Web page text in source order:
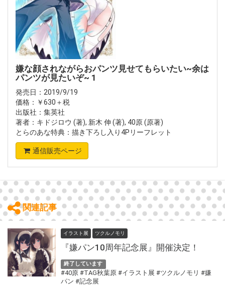
嫌な顔されながらおパンツ見せてもらいたい~余は
パンツが見たいぞ~ 1
発売日：2019/9/19
価格：￥630＋税
出版社：集英社
著者：キドジロウ (著), 新木 伸 (著), 40原 (原著)
とらのあな特典：描き下ろし入り4Pリーフレット
通信販売ページ
関連記事
イラスト展 ツクルノモリ
『嫌パン10周年記念展』開催決定！
終了しています
#40原 #TAG秋葉原 #イラスト展 #ツクルノモリ #嫌
パン #記念展